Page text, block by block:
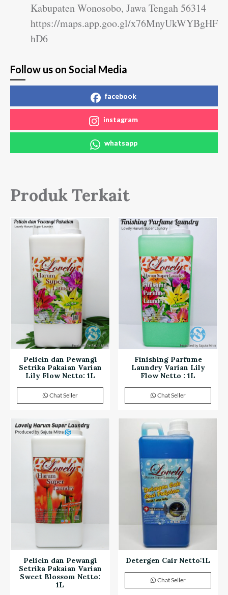
Kabupaten Wonosobo, Jawa Tengah 56314
https://maps.app.goo.gl/x76MnyUkWYBgHF
hD6
Follow us on Social Media
facebook
instagram
whatsapp
Produk Terkait
Pelicin dan Pewangi
Setrika Pakaian Varian
Lily Flow Netto: 1L
Chat Seller
Finishing Parfume
Laundry Varian Lily
Flow Netto : 1L
Chat Seller
Pelicin dan Pewangi
Setrika Pakaian Varian
Sweet Blossom Netto:
1L
Detergen Cair Netto:1L
Chat Seller